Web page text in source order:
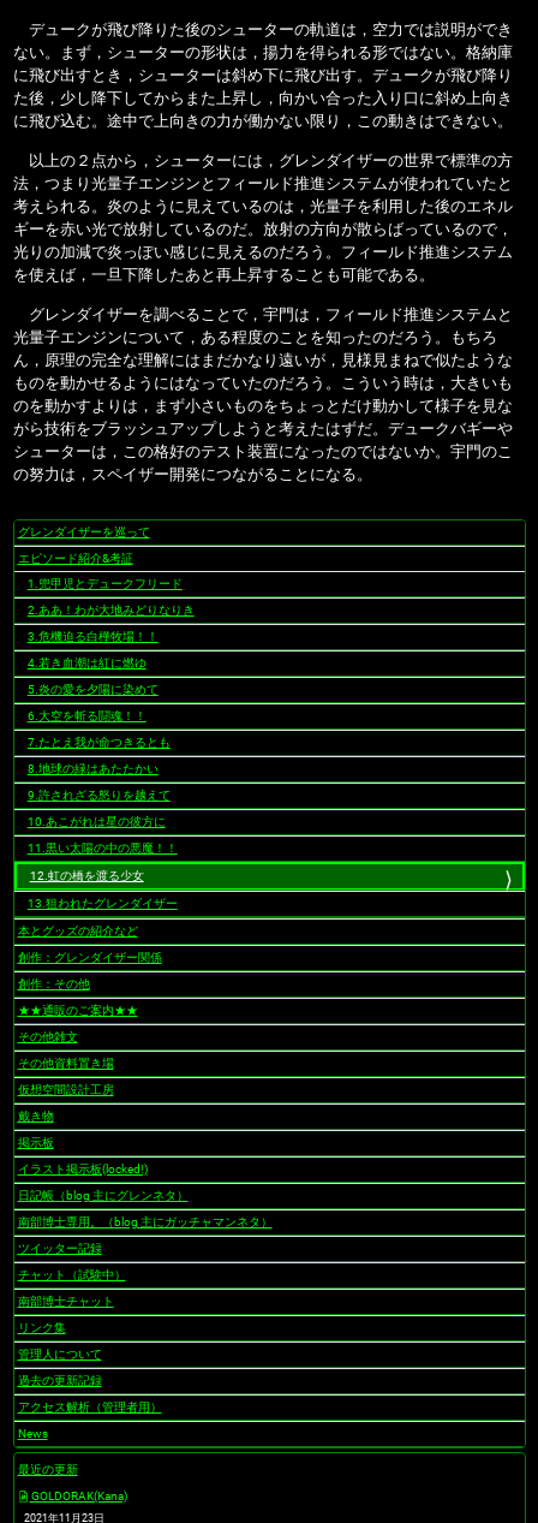
デュークが飛び降りた後のシューターの軌道は，空力では説明ができ
ない。まず，シューターの形状は，揚力を得られる形ではない。格納庫
に飛び出すとき，シューターは斜め下に飛び出す。デュークが飛び降り
た後，少し降下してからまた上昇し，向かい合った入り口に斜め上向き
に飛び込む。途中で上向きの力が働かない限り，この動きはできない。
以上の２点から，シューターには，グレンダイザーの世界で標準の方
法，つまり光量子エンジンとフィールド推進システムが使われていたと
考えられる。炎のように見えているのは，光量子を利用した後のエネル
ギーを赤い光で放射しているのだ。放射の方向が散らばっているので，
光りの加減で炎っぽい感じに見えるのだろう。フィールド推進システム
を使えば，一旦下降したあと再上昇することも可能である。
グレンダイザーを調べることで，宇門は，フィールド推進システムと
光量子エンジンについて，ある程度のことを知ったのだろう。もちろ
ん，原理の完全な理解にはまだかなり遠いが，見様見まねで似たような
ものを動かせるようにはなっていたのだろう。こういう時は，大きいも
のを動かすよりは，まず小さいものをちょっとだけ動かして様子を見な
がら技術をブラッシュアップしようと考えたはずだ。デュークバギーや
シューターは，この格好のテスト装置になったのではないか。宇門のこ
の努力は，スペイザー開発につながることになる。
ナ
ビ
ゲ
シ
ョ
ン
グレンダイザーを巡って
エピソード紹介&考証
1.兜甲児とデュークフリード
2.ああ！わが大地みどりなりき
3.危機迫る白樺牧場！！
4.若き血潮は紅に燃ゆ
5.炎の愛を夕陽に染めて
6.大空を斬る闘魂！！
7.たとえ我が命つきるとも
8.地球の緑はあたたかい
9.許されざる怒りを越えて
10.あこがれは星の彼方に
11.黒い太陽の中の悪魔！！
12.虹の橋を渡る少女
13.狙われたグレンダイザー
本とグッズの紹介など
創作：グレンダイザー関係
創作：その他
★★通販のご案内★★
その他雑文
その他資料置き場
仮想空間設計工房
戴き物
掲示板
イラスト掲示板(locked!)
日記帳（blog 主にグレンネタ）
南部博士専用。（blog 主にガッチャマンネタ）
ツイッター記録
チャット（試験中）
南部博士チャット
リンク集
管理人について
過去の更新記録
アクセス解析（管理者用）
News
最近の更新
GOLDORAK(Kana)
2021年11月23日